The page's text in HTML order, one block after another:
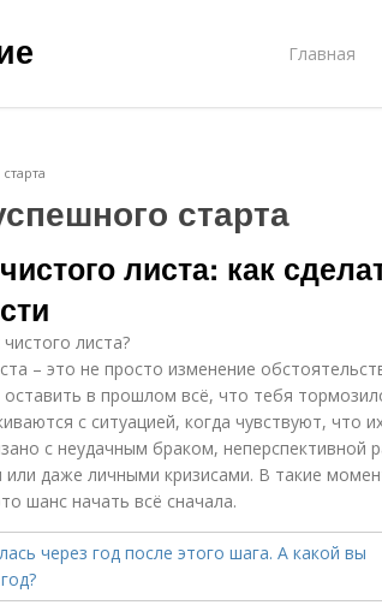
Главная
старта
листа: как
листа?
– это не просто изменение
в прошлом всё, что тебя
с ситуацией, когда чувствуют, что
с неудачным браком, неперспективной
даже личными кризисами. В такие
шанс начать всё сначала.